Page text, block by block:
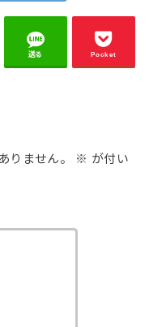
送る Pocket
りません。 ※ が付い